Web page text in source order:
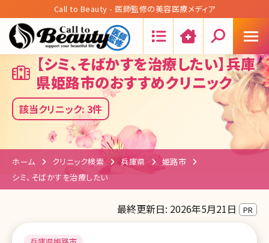
Call to Beauty - 医師監修の美容医療メディア
【シミ、そばかすを治療したい】兵庫
県姫路市のおすすめクリニック
該当クリニック: 3件
ホーム クリニック検索 兵庫県
姫路市
シミ、そばかすを治療したい
最終更新日: 2026年5月21日 PR